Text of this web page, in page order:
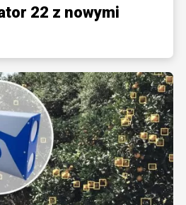
22 z nowymi